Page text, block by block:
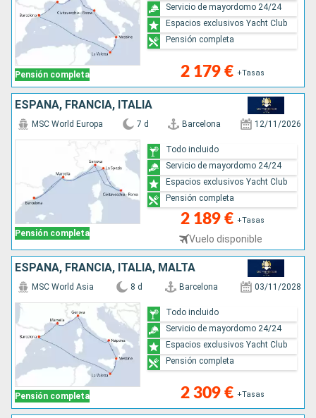
Pensión completa 2 179 € +Tasas
Servicio de mayordomo 24/24
Espacios exclusivos Yacht Club
Pensión completa
ESPAÑA, FRANCIA, ITALIA
Pensión completa
MSC World Europa 7 d Barcelona 12/11/2026
2 189 € +Tasas
Vuelo disponible
Todo incluido
Servicio de mayordomo 24/24
Espacios exclusivos Yacht Club
Pensión completa
ESPAÑA, FRANCIA, ITALIA, MALTA
Pensión completa
MSC World Asia 8 d Barcelona 03/11/2028
2 309 € +Tasas
Todo incluido
Servicio de mayordomo 24/24
Espacios exclusivos Yacht Club
Pensión completa